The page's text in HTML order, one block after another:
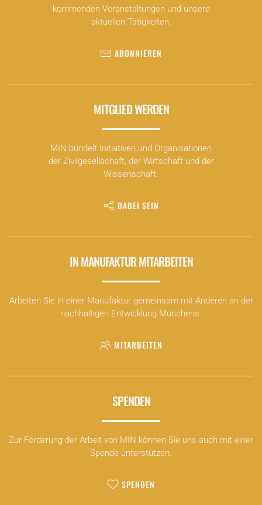
Solaranlagen – auch Stecker-Solargeräte genannt –
findet online statt. Sie erfahren zunächst im Rahmen
eines Kurzvortrags alles Wissenswerte zum Thema
Informationsblatt finden Sie hier.
ImpulsE-Info-Heft zum Thema „Stecker-
kommenden Veranstaltungen und unsere
aktuellen Tätigkeiten.
ABONNIEREN
MITGLIED WERDEN
MIN bündelt Initiativen und Organisationen
der Zivilgesellschaft, der Wirtschaft und der
Wissenschaft.
DABEI SEIN
IN MANUFAKTUR MITARBEITEN
Arbeiten Sie in einer Manufaktur gemeinsam mit Anderen an der
nachhaltigen Entwicklung Münchens.
MITARBEITEN
SPENDEN
Zur Förderung der Arbeit von MIN können Sie uns auch mit einer
Spende unterstützen.
SPENDEN